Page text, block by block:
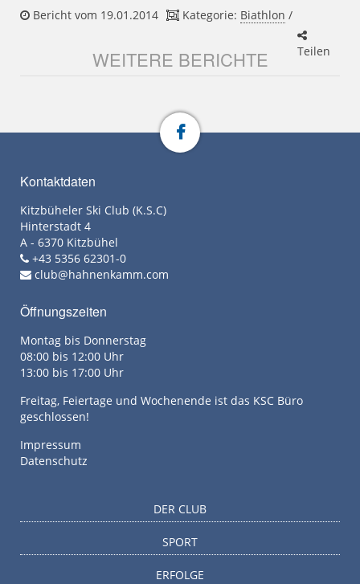
Bericht vom 19.01.2014 Kategorie: Biathlon /
Teilen
WEITERE BERICHTE
Kontaktdaten
Kitzbüheler Ski Club (K.S.C)
Hinterstadt 4
A - 6370 Kitzbühel
+43 5356 62301-0
club@hahnenkamm.com
Öffnungszeiten
Montag bis Donnerstag
08:00 bis 12:00 Uhr
13:00 bis 17:00 Uhr
Freitag, Feiertage und Wochenende ist das KSC Büro
geschlossen!
Impressum
Datenschutz
DER CLUB
SPORT
ERFOLGE